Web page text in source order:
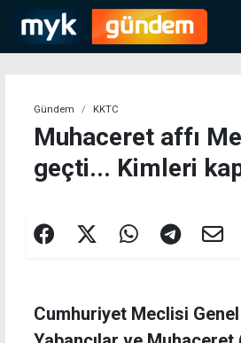
Gündem KKTC
Muhaceret affı
geçti... Kimleri
Cumhuriyet Meclisi